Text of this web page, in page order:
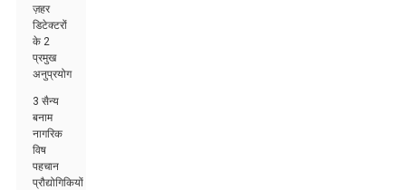
ज़हर
डिटेक्टरों
के 2
प्रमुख
अनुप्रयोग
3 सैन्य
बनाम
नागरिक
विष
पहचान
प्रौद्योगिकियों